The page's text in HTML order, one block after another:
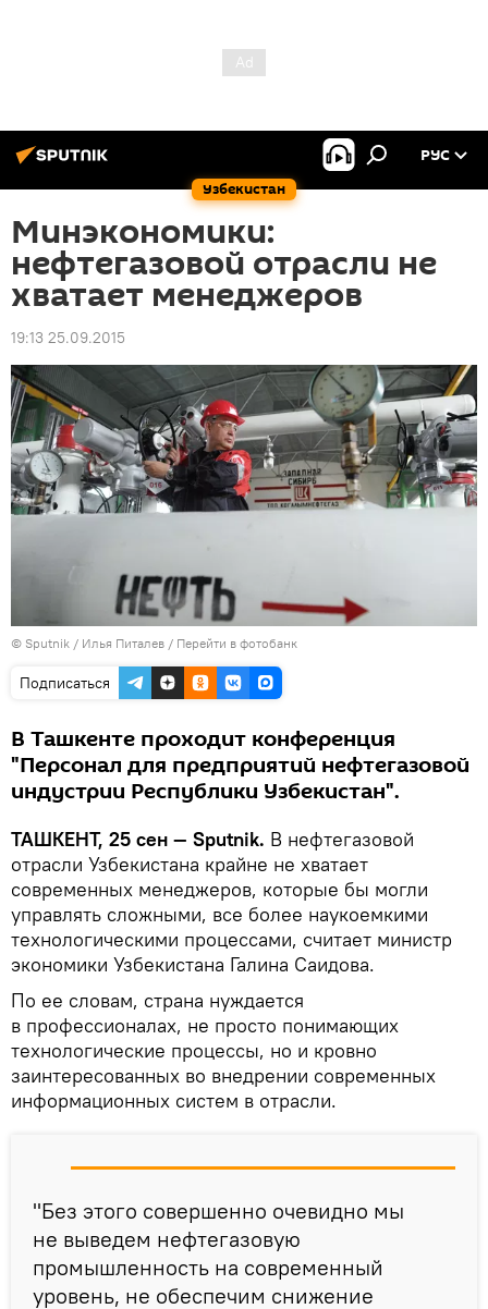
Узбекистан
РУС
Минэкономики:
нефтегазовой отрасли не
хватает менеджеров
19:13 25.09.2015
© Sputnik / Илья Питалев / Перейти в фотобанк
Подписаться
В Ташкенте проходит конференция
"Персонал для предприятий нефтегазовой
индустрии Республики Узбекистан".
ТАШКЕНТ, 25 сен — Sputnik. В нефтегазовой
отрасли Узбекистана крайне не хватает
современных менеджеров, которые бы могли
управлять сложными, все более наукоемкими
технологическими процессами, считает министр
экономики Узбекистана Галина Саидова.
По ее словам, страна нуждается
в профессионалах, не просто понимающих
технологические процессы, но и кровно
заинтересованных во внедрении современных
информационных систем в отрасли.
"Без этого совершенно очевидно мы
не выведем нефтегазовую
промышленность на современный
уровень, не обеспечим снижение